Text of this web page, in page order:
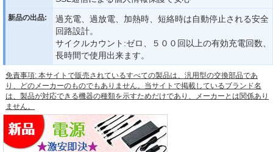
新品の出品:
過充電、過放電、加熱時、短絡時は自動停止される安全
回路設計。
サイクルカウント:ゼロ、５００回以上の有効充電回数、
長時間で使用出来ます。
免責事項: 本サイトで販売されているすべての製品は、汎用型の交換部品であ
り、どのメーカーのものでもありません。当サイトで掲載しているブランド名
は、製品が対応できる機器の種類を示すためだけであり、メーカーとは関係あり
ません。